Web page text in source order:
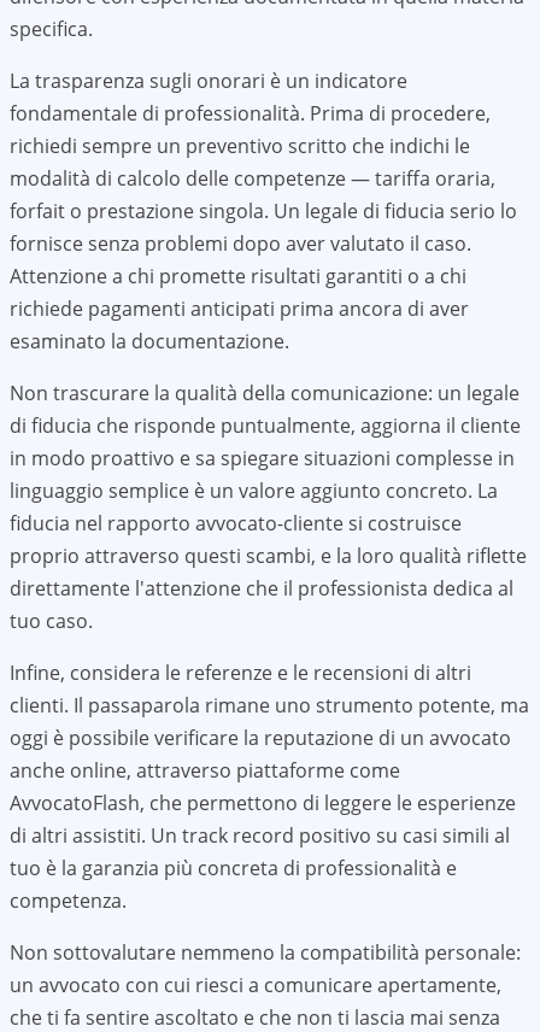
specifica.
La trasparenza sugli onorari è un indicatore
fondamentale di professionalità. Prima di procedere,
richiedi sempre un preventivo scritto che indichi le
modalità di calcolo delle competenze — tariffa oraria,
forfait o prestazione singola. Un legale di fiducia serio lo
fornisce senza problemi dopo aver valutato il caso.
Attenzione a chi promette risultati garantiti o a chi
richiede pagamenti anticipati prima ancora di aver
esaminato la documentazione.
Non trascurare la qualità della comunicazione: un legale
di fiducia che risponde puntualmente, aggiorna il cliente
in modo proattivo e sa spiegare situazioni complesse in
linguaggio semplice è un valore aggiunto concreto. La
fiducia nel rapporto avvocato-cliente si costruisce
proprio attraverso questi scambi, e la loro qualità riflette
direttamente l'attenzione che il professionista dedica al
tuo caso.
Infine, considera le referenze e le recensioni di altri
clienti. Il passaparola rimane uno strumento potente, ma
oggi è possibile verificare la reputazione di un avvocato
anche online, attraverso piattaforme come
AvvocatoFlash, che permettono di leggere le esperienze
di altri assistiti. Un track record positivo su casi simili al
tuo è la garanzia più concreta di professionalità e
competenza.
Non sottovalutare nemmeno la compatibilità personale:
un avvocato con cui riesci a comunicare apertamente,
che ti fa sentire ascoltato e che non ti lascia mai senza